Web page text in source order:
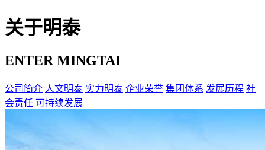
关于明泰
ENTER MINGTAI
公司简介 人文明泰 实力明泰 企业荣誉 集团体系 发展历程 社
会责任 可持续发展